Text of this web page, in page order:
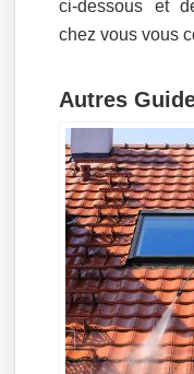
ci-dessous et
chez vous vous
Autres